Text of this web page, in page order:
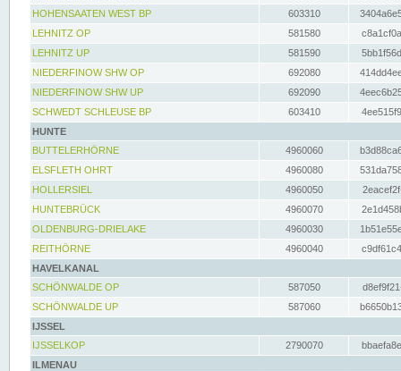
HOHENSAATEN WEST BP
603310
LEHNITZ OP
581580
LEHNITZ UP
581590
NIEDERFINOW SHW OP
692080
NIEDERFINOW SHW UP
692090
SCHWEDT SCHLEUSE BP
603410
HUNTE
BUTTELERHÖRNE
4960060
ELSFLETH OHRT
4960080
HOLLERSIEL
4960050
HUNTEBRÜCK
4960070
OLDENBURG-DRIELAKE
4960030
REITHÖRNE
4960040
HAVELKANAL
SCHÖNWALDE OP
587050
SCHÖNWALDE UP
587060
IJSSEL
IJSSELKOP
2790070
ILMENAU